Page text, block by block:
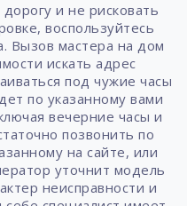
и не рисковать
воспользуйтесь
Вызов мастера на дом
искать адрес
под чужие часы
по указанному вами
вечерние часы и
позвонить по
на сайте, или
уточнит модель
неисправности и